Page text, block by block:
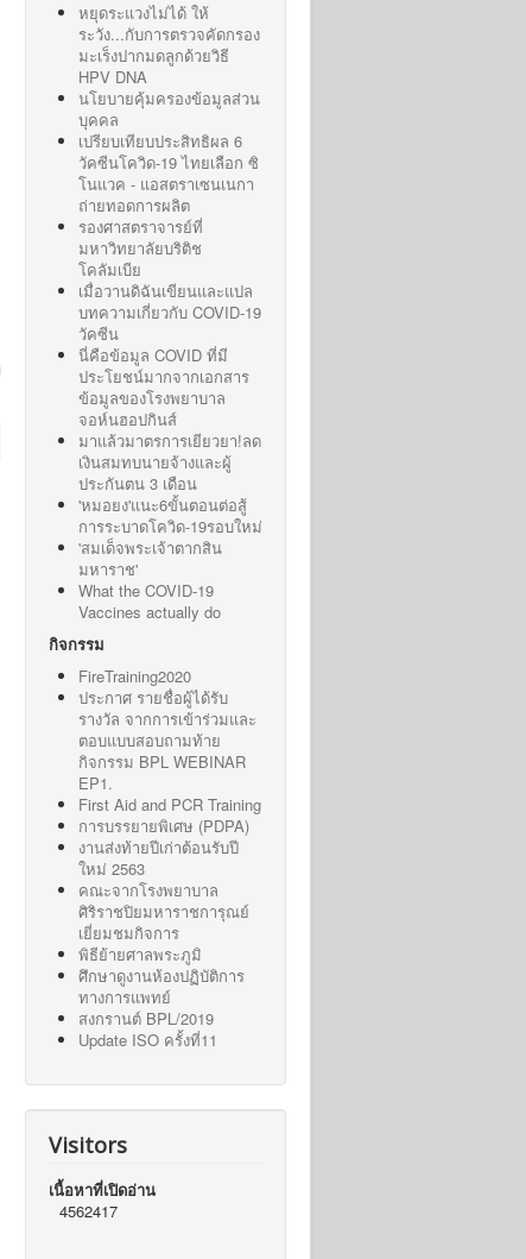
หยุดระแวงไม่ได้ ให้
ระวัง...กับการตรวจคัดกรอง
มะเร็งปากมดลูกด้วยวิธี
HPV DNA
นโยบายคุ้มครองข้อมูลส่วน
บุคคล
เปรียบเทียบประสิทธิผล 6
วัคซีนโควิด-19 ไทยเลือก ซิ
โนแวค - แอสตราเซนเนกา
ถ่ายทอดการผลิต
รองศาสตราจารย์ที่
มหาวิทยาลัยบริติช
โคลัมเบีย
เมื่อวานดิฉันเขียนและแปล
บทความเกี่ยวกับ COVID-19
วัคซีน
นี่คือข้อมูล COVID ที่มี
ประโยชน์มากจากเอกสาร
ข้อมูลของโรงพยาบาล
จอห์นฮอปกินส์
มาแล้วมาตรการเยียวยา!ลด
เงินสมทบนายจ้างและผู้
ประกันตน 3 เดือน
'หมอยง'แนะ6ขั้นตอนต่อสู้
การระบาดโควิด-19รอบใหม่
'สมเด็จพระเจ้าตากสิน
มหาราช'
What the COVID-19
Vaccines actually do
กิจกรรม
FireTraining2020
ประกาศ รายชื่อผู้ได้รับ
รางวัล จากการเข้าร่วมและ
ตอบแบบสอบถามท้าย
กิจกรรม BPL WEBINAR
EP1.
First Aid and PCR Training
การบรรยายพิเศษ (PDPA)
งานส่งท้ายปีเก่าต้อนรับปี
ใหม่ 2563
คณะจากโรงพยาบาล
ศิริราชปิยมหาราชการุณย์
เยี่ยมชมกิจการ
พิธีย้ายศาลพระภูมิ
ศึกษาดูงานห้องปฏิบัติการ
ทางการแพทย์
สงกรานต์ BPL/2019
Update ISO ครั้งที่11
Visitors
เนื้อหาที่เปิดอ่าน
4562417